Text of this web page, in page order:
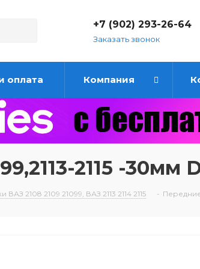
+7 (902) 293-26-64
Заказать звонок
оплата Компания
2115 -30мм
2108 2109 21099, ВАЗ 2113 2114 2115 -